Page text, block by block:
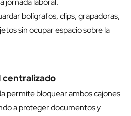
jornada laboral.
bolígrafos, clips, grapadoras,
sin ocupar espacio sobre la
centralizado
permite bloquear ambos cajones
a proteger documentos y